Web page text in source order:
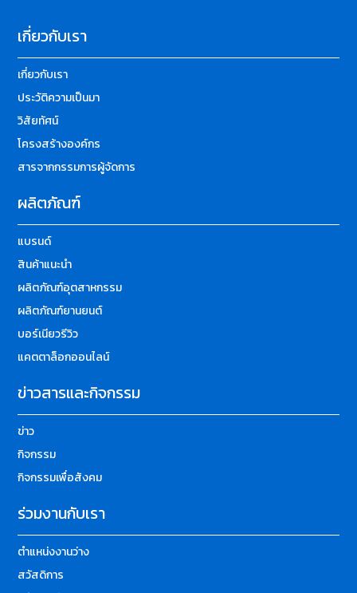
เกี่ยวกับเรา
เกี่ยวกับเรา
ประวัติความเป็นมา
วิสัยทัศน์
โครงสร้างองค์กร
สารจากกรรมการผู้จัดการ
ผลิตภัณฑ์
แบรนด์
สินค้าแนะนำ
ผลิตภัณฑ์อุตสาหกรรม
ผลิตภัณฑ์ยานยนต์
บอร์เนียวรีวิว
แคตตาล็อกออนไลน์
ข่าวสารและกิจกรรม
ข่าว
กิจกรรม
กิจกรรมเพื่อสังคม
ร่วมงานกับเรา
ตำแหน่งงานว่าง
สวัสดิการ